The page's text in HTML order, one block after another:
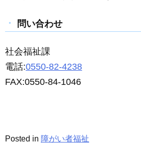
問い合わせ
社会福祉課
電話:0550-82-4238
FAX:0550-84-1046
Posted in 障がい者福祉